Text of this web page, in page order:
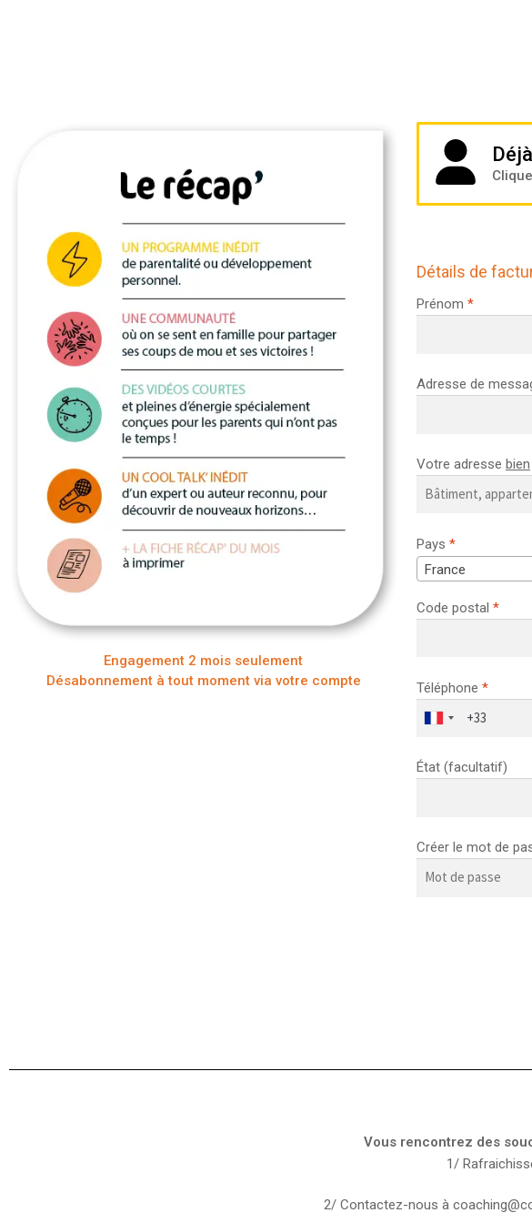
Engagement 2 mois seulement
Désabonnement à tout moment via votre compte
Détails de
Prénom *
Adresse de
Votre adresse bien
Pays *
France
Code postal *
Téléphone *
État (facultatif)
Créer le mot de
Vous rencontrez des
1/
2/ Contactez-nous à